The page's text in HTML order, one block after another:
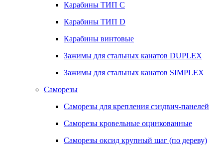
Карабины ТИП C
Карабины ТИП D
Карабины винтовые
Зажимы для стальных канатов DUPLEX
Зажимы для стальных канатов SIMPLEX
Саморезы
Саморезы для крепления сэндвич-панелей
Саморезы кровельные оцинкованные
Саморезы оксид крупный шаг (по дереву)